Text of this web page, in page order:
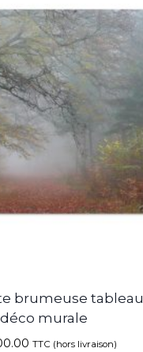
brumeuse tableau
murale
TTC (hors livraison)